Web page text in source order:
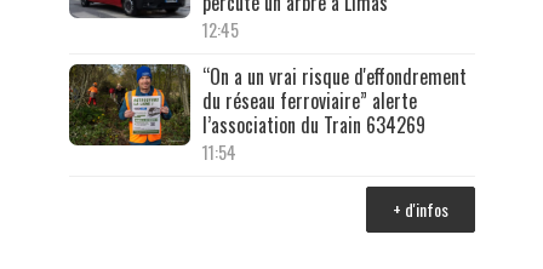
12:45
“On a un vrai risque d'effondrement
du réseau ferroviaire” alerte
l’association du Train 634269
11:54
+ d'infos